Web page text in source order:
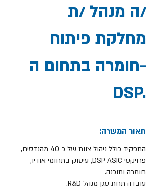
/ה מנהל /ת
מחלקת פיתוח
חומרה בתחום ה-
DSP.
תאור המשרה:
התפקיד כולל ניהול צוות של כ-40 מהנדסים,
פרויקטי DSP ASIC, עיסוק בתחומי אודיו,
חומרה ותוכנה.
עובדה תחת סגן מנהל R&D.